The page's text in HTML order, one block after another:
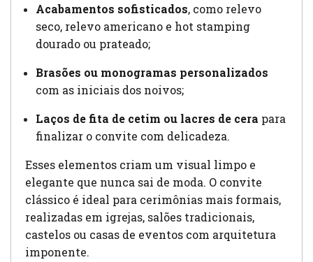
Acabamentos sofisticados, como relevo
seco, relevo americano e hot stamping
dourado ou prateado;
Brasões ou monogramas personalizados
com as iniciais dos noivos;
Laços de fita de cetim ou lacres de cera para
finalizar o convite com delicadeza.
Esses elementos criam um visual limpo e
elegante que nunca sai de moda. O convite
clássico é ideal para cerimônias mais formais,
realizadas em igrejas, salões tradicionais,
castelos ou casas de eventos com arquitetura
imponente.